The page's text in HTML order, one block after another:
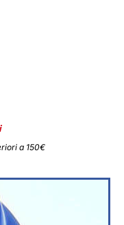
a 150€